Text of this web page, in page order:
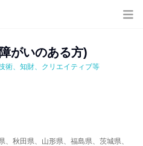
がいのある方)
術、知財、クリエイティブ等
秋田県、山形県、福島県、茨城県、